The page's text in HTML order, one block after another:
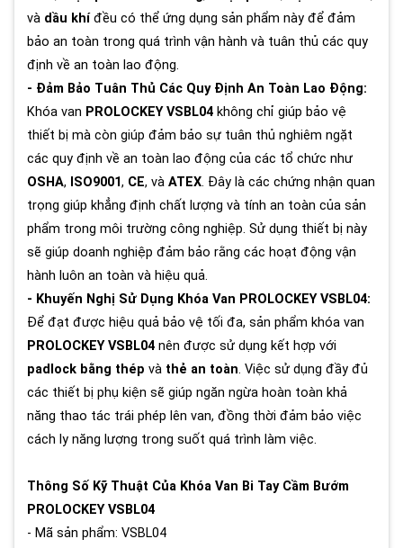
và dầu khíđều có thể ứng dụng sản phẩm này để đảm
bảo an toàn trong quá trình vận hành và tuân thủ các quy
định về an toàn lao động.
- Đảm Bảo Tuân Thủ Các Quy Định An Toàn Lao Động:
Khóa van PROLOCKEY VSBL04 không chỉ giúp bảo vệ
thiết bị mà còn giúp đảm bảo sự tuân thủ nghiêm ngặt
các quy định về an toàn lao động của các tổ chức như
OSHA, ISO9001, CE, và ATEX. Đây là các chứng nhận quan
trọng giúp khẳng định chất lượng và tính an toàn của sản
phẩm trong môi trường công nghiệp. Sử dụng thiết bị này
sẽ giúp doanh nghiệp đảm bảo rằng các hoạt động vận
hành luôn an toàn và hiệu quả.
- Khuyến Nghị Sử Dụng Khóa Van PROLOCKEY VSBL04:
Để đạt được hiệu quả bảo vệ tối đa, sản phẩm khóa van
PROLOCKEY VSBL04 nên được sử dụng kết hợp với
padlock bằng thép và thẻ an toàn. Việc sử dụng đầy đủ
các thiết bị phụ kiện sẽ giúp ngăn ngừa hoàn toàn khả
năng thao tác trái phép lên van, đồng thời đảm bảo việc
cách ly năng lượng trong suốt quá trình làm việc.
Thông Số Kỹ Thuật Của Khóa Van Bi Tay Cầm Bướm
PROLOCKEY VSBL04
- Mã sản phẩm: VSBL04